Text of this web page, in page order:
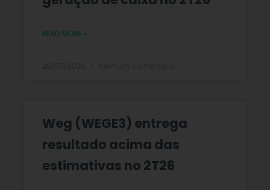
READ MORE »
Weg (WEGE3) entrega
resultado acima das
estimativas no 2T26